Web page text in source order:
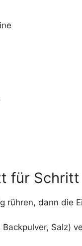
für Schritt
rühren, dann die
Backpulver, Salz)